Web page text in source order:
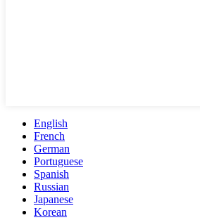
English
French
German
Portuguese
Spanish
Russian
Japanese
Korean